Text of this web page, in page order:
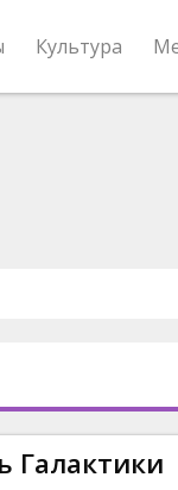
Культура
Галактики